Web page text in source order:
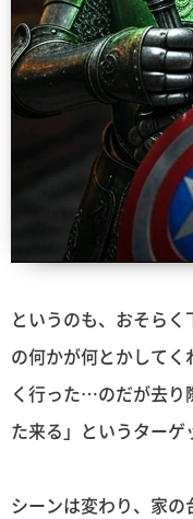
というのも、おそら
の何かが何とかして
く行った…のだが去り
た来る」というター
シーンは変わり、家